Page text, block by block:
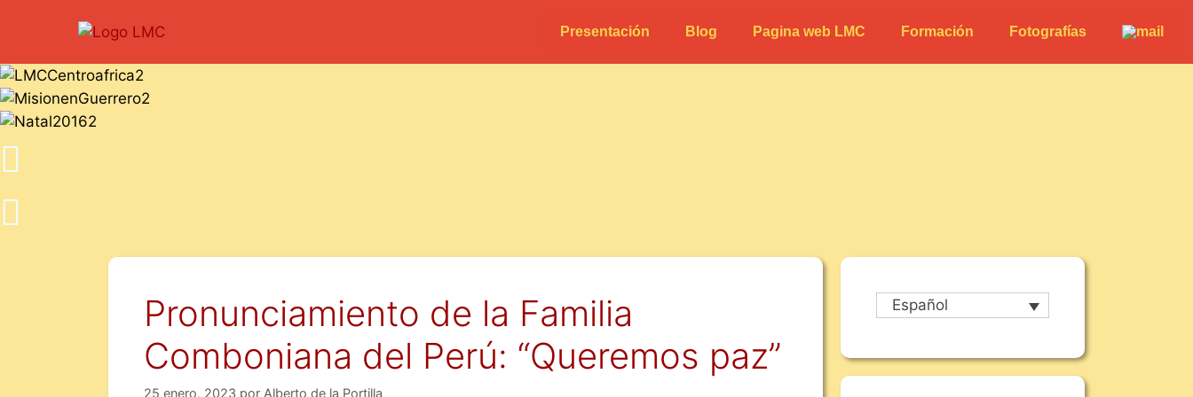
Presentación Blog Pagina web LMC Formación Fotografías
Pronunciamiento de la Familia
Comboniana del Perú: “Queremos paz”
25 enero, 2023 por Alberto de la Portilla
Español